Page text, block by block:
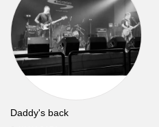
Daddy's back